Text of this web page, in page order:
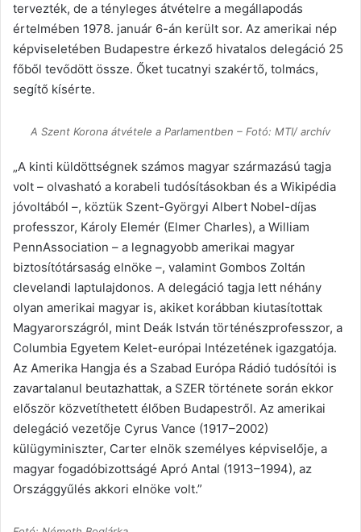
tervezték, de a tényleges átvételre a megállapodás
értelmében 1978. január 6-án került sor. Az amerikai nép
képviseletében Budapestre érkező hivatalos delegáció 25
főből tevődött össze. Őket tucatnyi szakértő, tolmács,
segítő kísérte.
A Szent Korona átvétele a Parlamentben – Fotó: MTI/ archív
„A kinti küldöttségnek számos magyar származású tagja
volt – olvasható a korabeli tudósításokban és a Wikipédia
jóvoltából –, köztük Szent-Györgyi Albert Nobel-díjas
professzor, Károly Elemér (Elmer Charles), a William
PennAssociation – a legnagyobb amerikai magyar
biztosítótársaság elnöke –, valamint Gombos Zoltán
clevelandi laptulajdonos. A delegáció tagja lett néhány
olyan amerikai magyar is, akiket korábban kiutasítottak
Magyarországról, mint Deák István történészprofesszor, a
Columbia Egyetem Kelet-európai Intézetének igazgatója.
Az Amerika Hangja és a Szabad Európa Rádió tudósítói is
zavartalanul beutazhattak, a SZER története során ekkor
először közvetíthetett élőben Budapestről. Az amerikai
delegáció vezetője Cyrus Vance (1917–2002)
külügyminiszter, Carter elnök személyes képviselője, a
magyar fogadóbizottságé Apró Antal (1913–1994), az
Országgyűlés akkori elnöke volt.”